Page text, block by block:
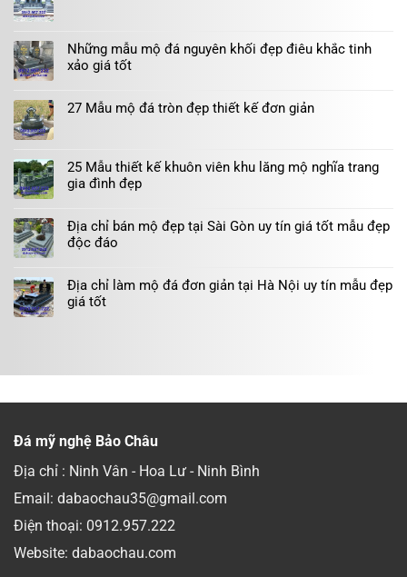
Những mẫu mộ đá nguyên khối đẹp điêu khắc tinh
xảo giá tốt
27 Mẫu mộ đá tròn đẹp thiết kế đơn giản
25 Mẫu thiết kế khuôn viên khu lăng mộ nghĩa trang
gia đình đẹp
Địa chỉ bán mộ đẹp tại Sài Gòn uy tín giá tốt mẫu đẹp
độc đáo
Địa chỉ làm mộ đá đơn giản tại Hà Nội uy tín mẫu đẹp
giá tốt
Đá mỹ nghệ Bảo Châu
Địa chỉ : Ninh Vân - Hoa Lư - Ninh Bình
Email: dabaochau35@gmail.com
Điện thoại: 0912.957.222
Website: dabaochau.com